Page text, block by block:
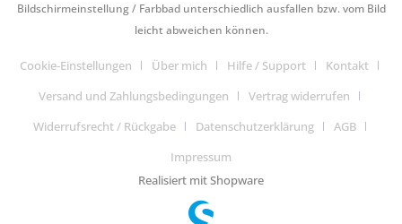
Bildschirmeinstellung / Farbbad unterschiedlich ausfallen bzw. vom Bild
leicht abweichen können.
Cookie-Einstellungen Über mich Hilfe / Support
Kontakt
Versand und Zahlungsbedingungen
Vertrag widerrufen
Widerrufsrecht / Rückgabe
Datenschutzerklärung
AGB
Impressum
Realisiert mit Shopware